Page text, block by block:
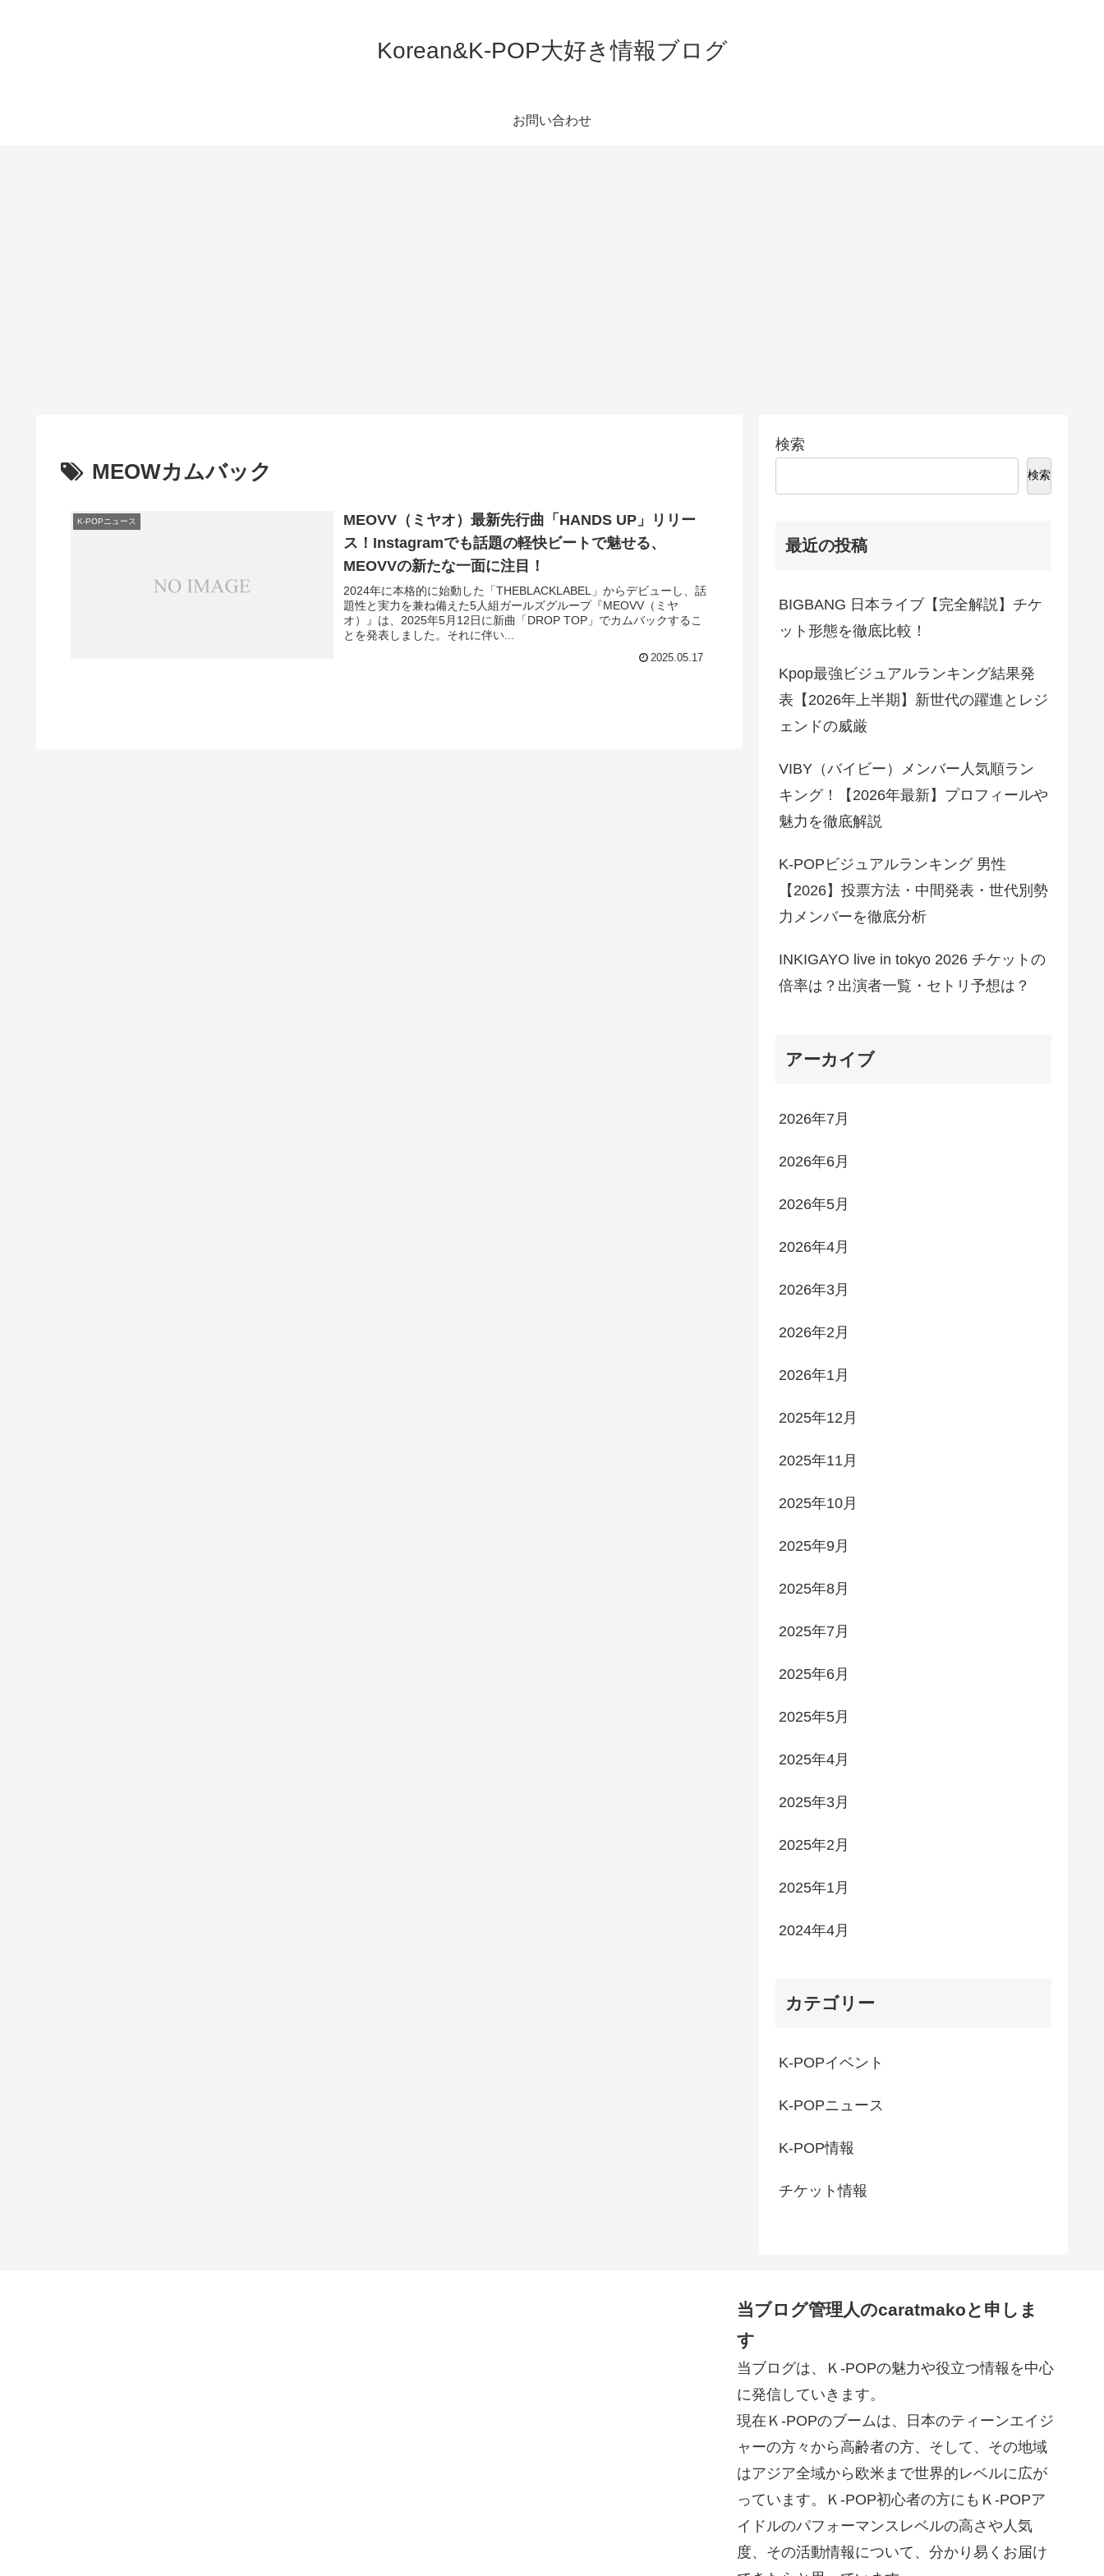
Korean&K-POP大好き情報ブログ
お問い合わせ
MEOWカムバック
K-POPニュース
MEOVV（ミヤオ）最新先行曲「HANDS UP」リリー
ス！Instagramでも話題の軽快ビートで魅せる、
MEOVVの新たな一面に注目！
2024年に本格的に始動した「THEBLACKLABEL」からデビューし、話
題性と実力を兼ね備えた5人組ガールズグループ『MEOVV（ミヤ
オ）』は、2025年5月12日に新曲「DROP TOP」でカムバックするこ
とを発表しました。それに伴い...
2025.05.17
検索
検索
最近の投稿
BIGBANG 日本ライブ【完全解説】チケ
ット形態を徹底比較！
Kpop最強ビジュアルランキング結果発
表【2026年上半期】新世代の躍進とレジ
ェンドの威厳
VIBY（バイビー）メンバー人気順ラン
キング！【2026年最新】プロフィールや
魅力を徹底解説
K-POPビジュアルランキング 男性
【2026】投票方法・中間発表・世代別勢
力メンバーを徹底分析
INKIGAYO live in tokyo 2026 チケットの
倍率は？出演者一覧・セトリ予想は？
アーカイブ
2026年7月
2026年6月
2026年5月
2026年4月
2026年3月
2026年2月
2026年1月
2025年12月
2025年11月
2025年10月
2025年9月
2025年8月
2025年7月
2025年6月
2025年5月
2025年4月
2025年3月
2025年2月
2025年1月
2024年4月
カテゴリー
K-POPイベント
K-POPニュース
K-POP情報
チケット情報
当ブログ管理人のcaratmakoと申しま
す
当ブログは、Ｋ-POPの魅力や役立つ情報を中心
に発信していきます。
現在Ｋ-POPのブームは、日本のティーンエイジ
ャーの方々から高齢者の方、そして、その地域
はアジア全域から欧米まで世界的レベルに広が
っています。Ｋ-POP初心者の方にもＫ-POPア
イドルのパフォーマンスレベルの高さや人気
度、その活動情報について、分かり易くお届け